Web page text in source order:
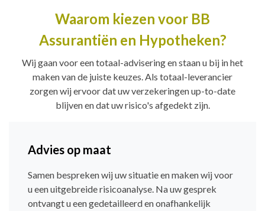
Waarom kiezen voor BB
Assurantiën en Hypotheken?
Wij gaan voor een totaal-advisering en staan u bij in het
maken van de juiste keuzes. Als totaal-leverancier
zorgen wij ervoor dat uw verzekeringen up-to-date
blijven en dat uw risico's afgedekt zijn.
Advies op maat
Samen bespreken wij uw situatie en maken wij voor
u een uitgebreide risicoanalyse. Na uw gesprek
ontvangt u een gedetailleerd en onafhankelijk